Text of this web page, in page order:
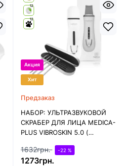
12
12
Акция
Хит
Предзаказ
НАБОР: УЛЬТРАЗВУКОВОЙ
СКРАБЕР ДЛЯ ЛИЦА MEDICA-
PLUS VIBROSKIN 5.0 (
ДЛЯ ЧИСТКИ ЛИЦА
1632грн. -22 %
1273грн.